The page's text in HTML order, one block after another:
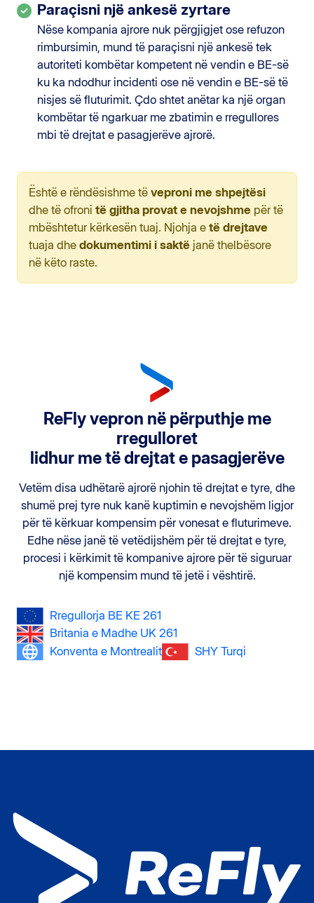
Paraçisni një ankesë zyrtare
Nëse kompania ajrore nuk përgjigjet ose refuzon
rimbursimin, mund të paraçisni një ankesë tek
autoriteti kombëtar kompetent në vendin e BE-së
ku ka ndodhur incidenti ose në vendin e BE-së të
nisjes së fluturimit. Çdo shtet anëtar ka një organ
kombëtar të ngarkuar me zbatimin e rregullores
mbi të drejtat e pasagjerëve ajrorë.
Është e rëndësishme të veproni me shpejtësi
dhe të ofroni të gjitha provat e nevojshme për të
mbështetur kërkesën tuaj. Njohja e të drejtave
tuaja dhe dokumentimi i saktë janë thelbësore
në këto raste.
ReFly vepron në përputhje me
rregulloret
lidhur me të drejtat e pasagjerëve
Vetëm disa udhëtarë ajrorë njohin të drejtat e tyre, dhe
shumë prej tyre nuk kanë kuptimin e nevojshëm ligjor
për të kërkuar kompensim për vonesat e fluturimeve.
Edhe nëse janë të vetëdijshëm për të drejtat e tyre,
procesi i kërkimit të kompanive ajrore për të siguruar
një kompensim mund të jetë i vështirë.
Rregullorja BE KE 261
Britania e Madhe UK 261
Konventa e Montrealit
SHY Turqi